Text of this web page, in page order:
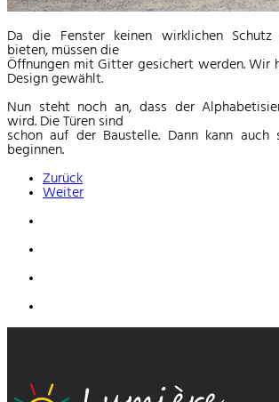
Da die Fenster keinen wirklichen Schutz
bieten, müssen die
Öffnungen mit Gitter gesichert werden. Wir
Design gewählt.
Nun steht noch an, dass der
wird. Die Türen sind
schon auf der Baustelle. Dann kann auch
beginnen.
Zurück
Weiter